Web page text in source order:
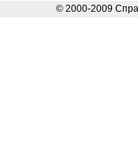
© 2000-2009